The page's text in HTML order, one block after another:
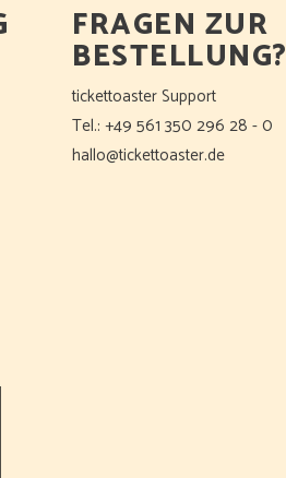
FRAGEN ZUR
BESTELLUNG?
tickettoaster Support
Tel.: +49 561 350 296 28 - 0
hallo@tickettoaster.de